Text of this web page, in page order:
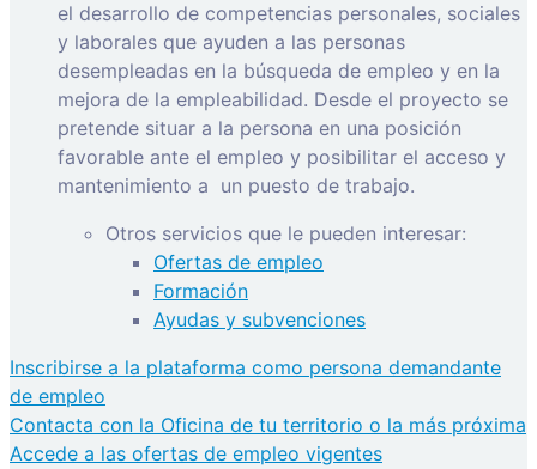
el desarrollo de competencias personales, sociales
y laborales que ayuden a las personas
desempleadas en la búsqueda de empleo y en la
mejora de la empleabilidad. Desde el proyecto se
pretende situar a la persona en una posición
favorable ante el empleo y posibilitar el acceso y
mantenimiento a un puesto de trabajo.
Otros servicios que le pueden interesar:
Ofertas de empleo
Formación
Ayudas y subvenciones
Inscribirse a la plataforma como persona demandante
de empleo
Contacta con la Oficina de tu territorio o la más próxima
Accede a las ofertas de empleo vigentes